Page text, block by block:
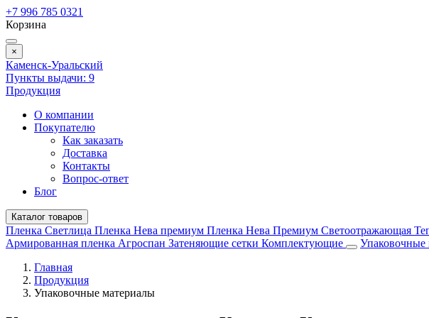
+7 996 785 0321
Корзина
×
Каменск-Уральский
Пункты выдачи: 9
Продукция
О компании
Покупателю
Как заказать
Доставка
Контакты
Вопрос-ответ
Блог
Каталог товаров
Пленка Светлица Пленка Нева премиум Пленка Нева Премиум Светоотражающая
Армированная пленка Агроспан Затеняющие сетки Комплектующие Упаковочные
Главная
Продукция
Упаковочные материалы